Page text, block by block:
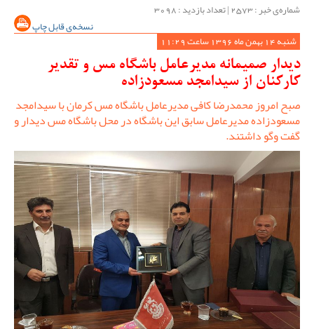
شماره‌ی خبر : ‌2573 | تعداد بازدید : 3098
نسخه‌ی قابل چاپ
شنبه 14 بهمن ماه 1396 ساعت 11:29
دیدار صمیمانه مدیرعامل باشگاه مس و تقدیر
کارکنان از سیدامجد مسعودزاده
صبح امروز محمدرضا کافی مدیرعامل باشگاه مس کرمان با سیدامجد
مسعودزاده مدیرعامل سابق این باشگاه در محل باشگاه مس دیدار و
گفت وگو داشتند.